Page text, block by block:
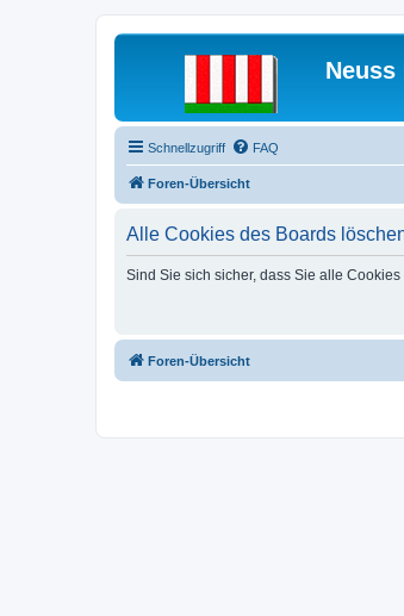
Schnellzugriff FAQ
Foren-Übersicht
Alle Cookies des Boards
Sind Sie sich sicher, dass Sie alle
Foren-Übersicht